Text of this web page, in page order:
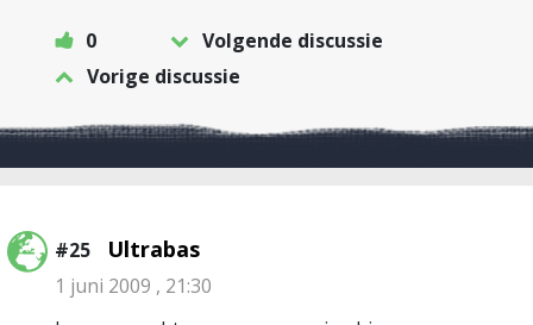
0
Volgende discussie
Vorige discussie
#25 Ultrabas
1 juni 2009 , 21:30